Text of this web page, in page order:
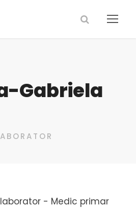
Gabriela
- Medic primar